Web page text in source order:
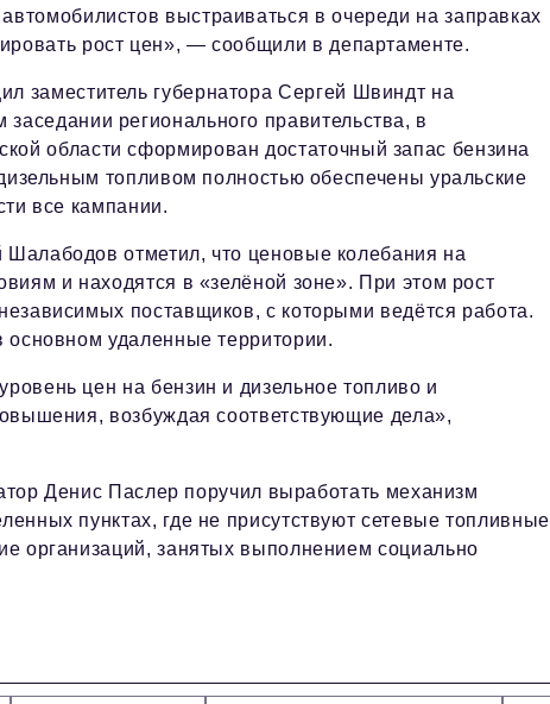
автомобилистов выстраиваться в очереди на заправках
рост цен», — сообщили в департаменте.
заместитель губернатора Сергей Швиндт на
заседании регионального правительства, в
области сформирован достаточный запас бензина
топливом полностью обеспечены уральские
все кампании.
отметил, что ценовые колебания на
и находятся в «зелёной зоне». При этом рост
поставщиков, с которыми ведётся работа.
удаленные территории.
цен на бензин и дизельное топливо и
возбуждая соответствующие дела»,
Денис Паслер поручил выработать механизм
пунктах, где не присутствуют сетевые топливные
организаций, занятых выполнением социально